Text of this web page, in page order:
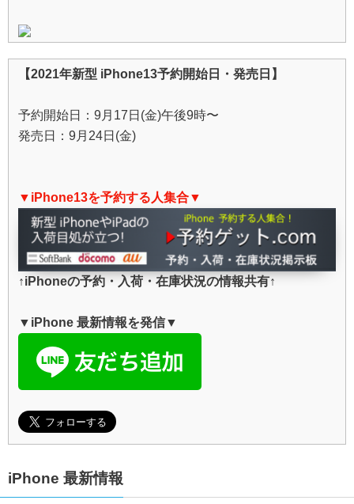
【2021年新型 iPhone13予約開始日・発売日】
予約開始日：9月17日(金)午後9時〜
発売日：9月24日(金)
▼iPhone13を予約する人集合▼
↑iPhoneの予約・入荷・在庫状況の情報共有↑
▼iPhone 最新情報を発信▼
iPhone 最新情報